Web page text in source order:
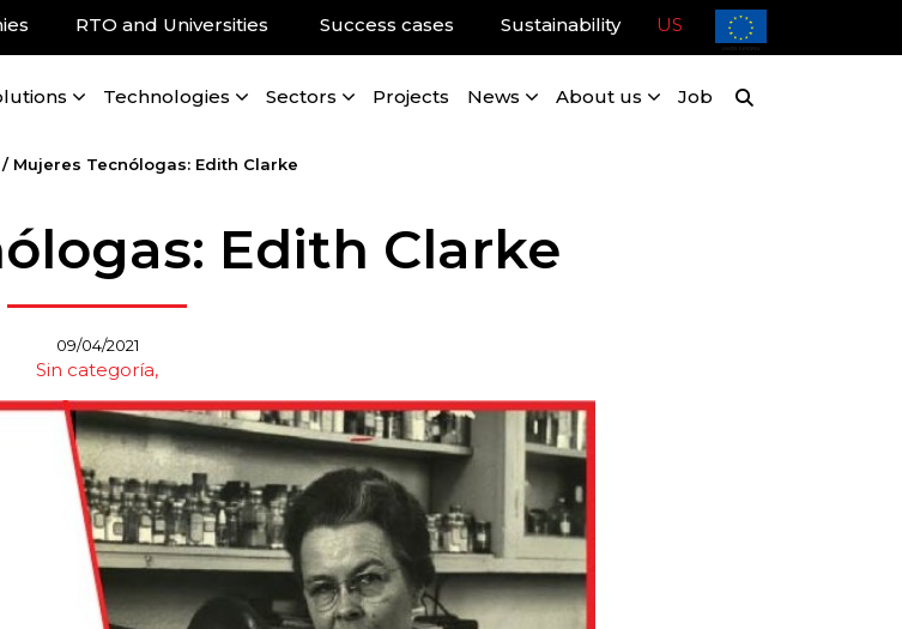
RTO and Universities Success cases Sustainability US
Technologies Sectors Projects News About us Job
/ Mujeres Tecnólogas: Edith Clarke
Edith Clarke
09/04/2021
Sin categoría